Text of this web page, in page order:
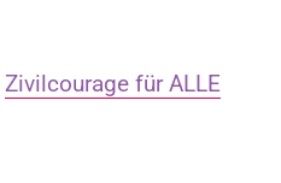
Zivilcourage für ALLE